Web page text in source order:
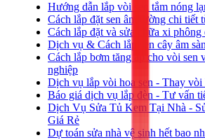
Hướng dẫn lắp vòi sen tắm nóng
Cách lắp đặt sen âm tường chi tiết
Cách lắp đặt và sửa chữa xi phông
Dịch vụ & Cách lắp sen cây âm
Cách lắp bơm tăng áp cho vòi sen
nghiệp
Dịch vụ lắp vòi hoa sen - Thay vòi
Báo giá dịch vụ lắp đèn - Tư vấn
Dịch Vụ Sửa Tủ Kem Tại Nhà -
Giá Rẻ
Dự toán sửa nhà vệ sinh hết bao